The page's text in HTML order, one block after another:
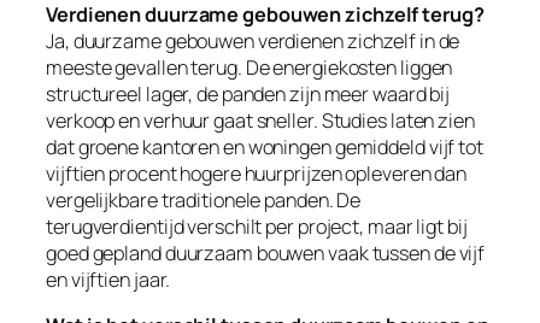
Verdienen duurzame gebouwen zichzelf terug?
Ja, duurzame gebouwen verdienen zichzelf in de
meeste gevallen terug. De energiekosten liggen
structureel lager, de panden zijn meer waard bij
verkoop en verhuur gaat sneller. Studies laten zien
dat groene kantoren en woningen gemiddeld vijf tot
vijftien procent hogere huurprijzen opleveren dan
vergelijkbare traditionele panden. De
terugverdientijd verschilt per project, maar ligt bij
goed gepland duurzaam bouwen vaak tussen de vijf
en vijftien jaar.